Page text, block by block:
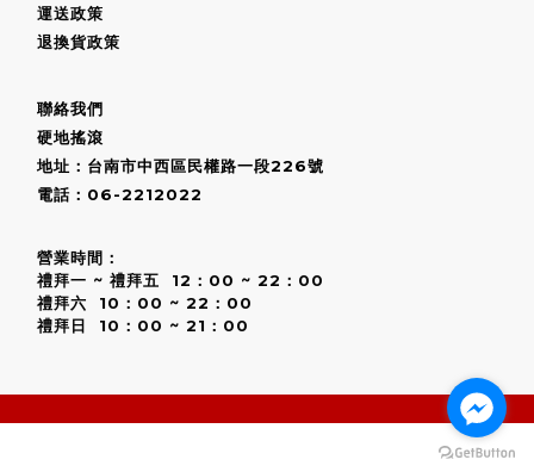
BUY NOW
運送政策
退換貨政策
聯絡我們
硬地搖滾
地址：台南市中西區民權路一段226號
電話：06-2212022
營業時間：
禮拜一 ~ 禮拜五 12：00 ~ 22：00
禮拜六 10：00 ~ 22：00
禮拜日 10：00 ~ 21：00